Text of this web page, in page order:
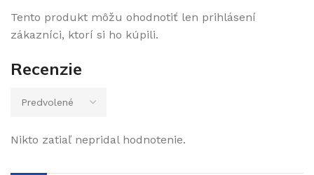
Recenzie
Nikto zatiaľ nepridal hodnotenie.
Tento produkt môžu ohodnotiť len prihlásení
zákazníci, ktorí si ho kúpili.